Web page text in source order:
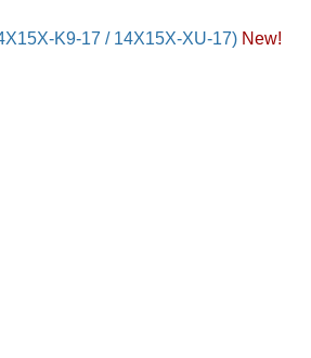
K9-17 / 14X15X-XU-17) New!